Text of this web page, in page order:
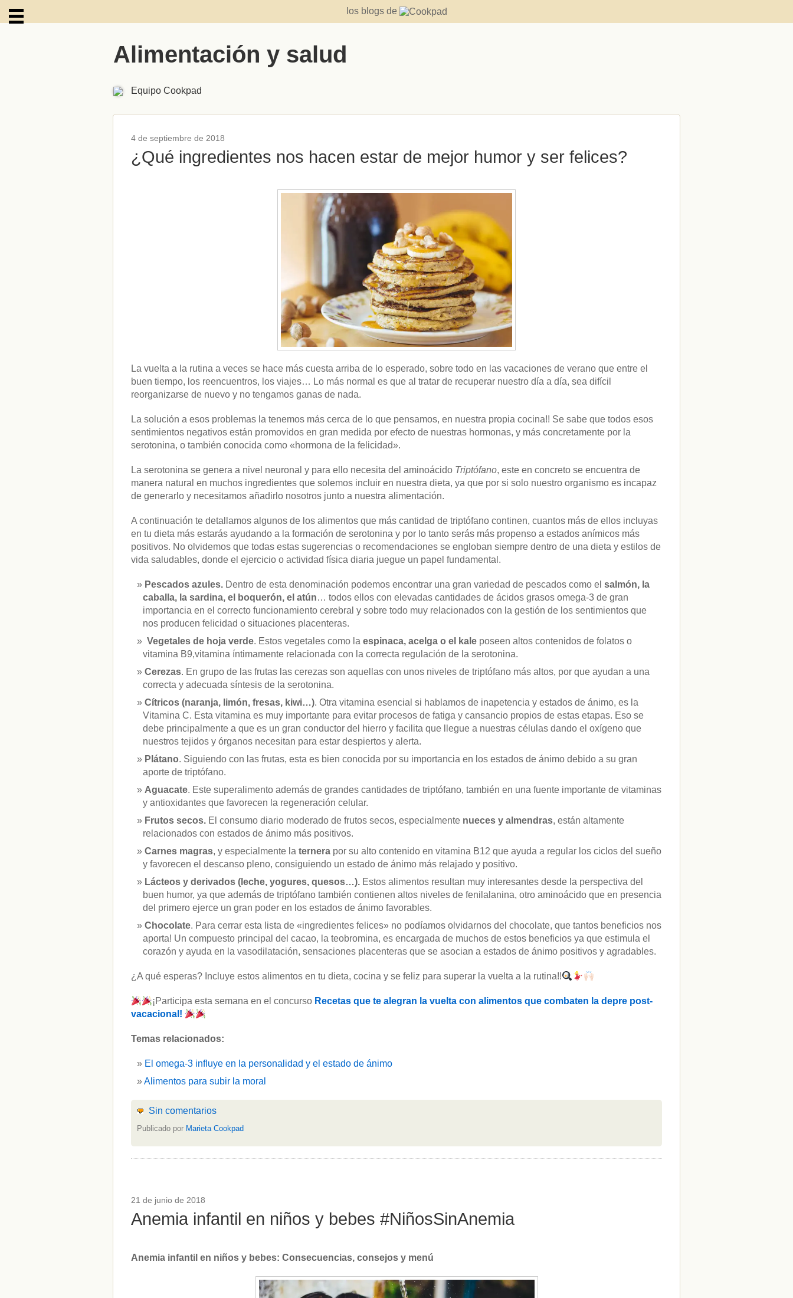
los blogs de
Alimentación y salud
Equipo Cookpad
4 de septiembre de 2018
¿Qué ingredientes nos hacen estar de mejor humor y ser felices?
La vuelta a la rutina a veces se hace más cuesta arriba de lo esperado, sobre todo en las vacaciones de verano que entre el
buen tiempo, los reencuentros, los viajes… Lo más normal es que al tratar de recuperar nuestro día a día, sea difícil
reorganizarse de nuevo y no tengamos ganas de nada.
La solución a esos problemas la tenemos más cerca de lo que pensamos, en nuestra propia cocina!! Se sabe que todos esos
sentimientos negativos están promovidos en gran medida por efecto de nuestras hormonas, y más concretamente por la
serotonina, o también conocida como «hormona de la felicidad».
La serotonina se genera a nivel neuronal y para ello necesita del aminoácido Triptófano, este en concreto se encuentra de
manera natural en muchos ingredientes que solemos incluir en nuestra dieta, ya que por si solo nuestro organismo es incapaz
de generarlo y necesitamos añadirlo nosotros junto a nuestra alimentación.
A continuación te detallamos algunos de los alimentos que más cantidad de triptófano continen, cuantos más de ellos incluyas
en tu dieta más estarás ayudando a la formación de serotonina y por lo tanto serás más propenso a estados anímicos más
positivos. No olvidemos que todas estas sugerencias o recomendaciones se engloban siempre dentro de una dieta y estilos de
vida saludables, donde el ejercicio o actividad física diaria juegue un papel fundamental.
Pescados azules. Dentro de esta denominación podemos encontrar una gran variedad de pescados como el salmón, la
caballa, la sardina, el boquerón, el atún… todos ellos con elevadas cantidades de ácidos grasos omega-3 de gran
importancia en el correcto funcionamiento cerebral y sobre todo muy relacionados con la gestión de los sentimientos que
nos producen felicidad o situaciones placenteras.
Vegetales de hoja verde. Estos vegetales como la espinaca, acelga o el kale poseen altos contenidos de folatos o
vitamina B9,vitamina íntimamente relacionada con la correcta regulación de la serotonina.
Cerezas. En grupo de las frutas las cerezas son aquellas con unos niveles de triptófano más altos, por que ayudan a una
correcta y adecuada síntesis de la serotonina.
Cítricos (naranja, limón, fresas, kiwi…). Otra vitamina esencial si hablamos de inapetencia y estados de ánimo, es la
Vitamina C. Esta vitamina es muy importante para evitar procesos de fatiga y cansancio propios de estas etapas. Eso se
debe principalmente a que es un gran conductor del hierro y facilita que llegue a nuestras células dando el oxígeno que
nuestros tejidos y órganos necesitan para estar despiertos y alerta.
Plátano. Siguiendo con las frutas, esta es bien conocida por su importancia en los estados de ánimo debido a su gran
aporte de triptófano.
Aguacate. Este superalimento además de grandes cantidades de triptófano, también en una fuente importante de vitaminas
y antioxidantes que favorecen la regeneración celular.
Frutos secos. El consumo diario moderado de frutos secos, especialmente nueces y almendras, están altamente
relacionados con estados de ánimo más positivos.
Carnes magras, y especialmente la ternera por su alto contenido en vitamina B12 que ayuda a regular los ciclos del sueño
y favorecen el descanso pleno, consiguiendo un estado de ánimo más relajado y positivo.
Lácteos y derivados (leche, yogures, quesos…). Estos alimentos resultan muy interesantes desde la perspectiva del
buen humor, ya que además de triptófano también contienen altos niveles de fenilalanina, otro aminoácido que en presencia
del primero ejerce un gran poder en los estados de ánimo favorables.
Chocolate. Para cerrar esta lista de «ingredientes felices» no podíamos olvidarnos del chocolate, que tantos beneficios nos
aporta! Un compuesto principal del cacao, la teobromina, es encargada de muchos de estos beneficios ya que estimula el
corazón y ayuda en la vasodilatación, sensaciones placenteras que se asocian a estados de ánimo positivos y agradables.
¿A qué esperas? Incluye estos alimentos en tu dieta, cocina y se feliz para superar la vuelta a la rutina!!
¡Participa esta semana en el concurso Recetas que te alegran la vuelta con alimentos que combaten la depre post-
vacacional!
Temas relacionados:
El omega-3 influye en la personalidad y el estado de ánimo
Alimentos para subir la moral
Sin comentarios
Publicado por Marieta Cookpad
21 de junio de 2018
Anemia infantil en niños y bebes #NiñosSinAnemia
Anemia infantil en niños y bebes: Consecuencias, consejos y menú